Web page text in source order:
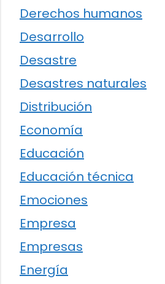
Derechos humanos
Desarrollo
Desastre
Desastres naturales
Distribución
Economía
Educación
Educación técnica
Emociones
Empresa
Empresas
Energía